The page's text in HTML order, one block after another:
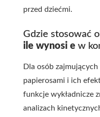
przed dziećmi.
Gdzie stosować
ile wynosi e w
Dla osób
papierosami i ich
funkcje wykładnicze
analizach